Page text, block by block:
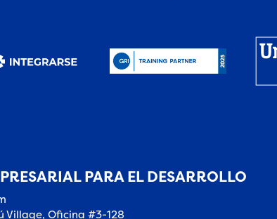
PARA EL DESARROLLO
Village, Oficina #3-128